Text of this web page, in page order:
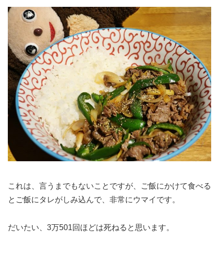
これは、言うまでもないことですが、ご飯にかけて食べる
とご飯にタレがしみ込んで、非常にウマイです。
だいたい、3万501回ほどは死ねると思います。